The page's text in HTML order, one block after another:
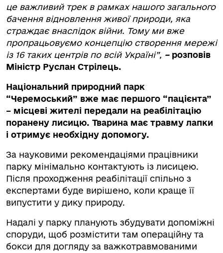
це важливий трек в рамках нашого загального
бачення відновлення живої природи, яка
страждає внаслідок війни. Тому ми вже
пропрацьовуємо концепцію створення мережі
із 16 таких центрів по всій Україні”, –розповів
Міністр Руслан Стрілець.
Національний природний парк
“Черемоський” вже має першого “пацієнта”
– місцеві жителі передали на реабілітацію
поранену лисицю. Тварина має травму лапки
і отримує необхідну допомогу.
За науковими рекомендаціями працівники
парку мінімально контактують із лисицею.
Після проходження реабілітації спільно з
експертами буде вирішено, коли краще її
випустити у дику природу.
Надалі у парку планують збудувати допоміжні
споруди, щоб розмістити там операційну та
бокси для догляду за важкотравмованими